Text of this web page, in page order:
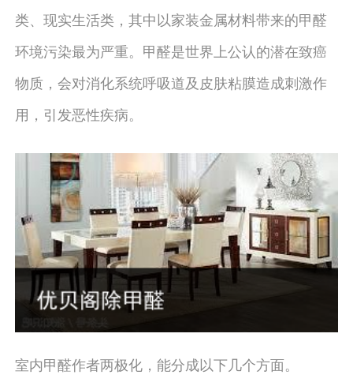
类、现实生活类，其中以家装金属材料带来的甲醛
环境污染最为严重。甲醛是世界上公认的潜在致癌
物质，会对消化系统呼吸道及皮肤粘膜造成刺激作
用，引发恶性疾病。
室内甲醛作者两极化，能分成以下几个方面。